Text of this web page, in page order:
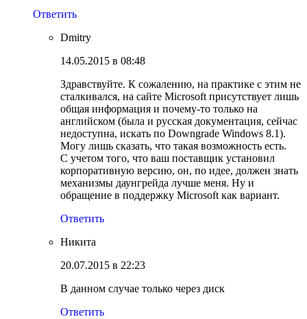
Ответить
Dmitry
14.05.2015 в 08:48
Здравствуйте. К сожалению, на практике с этим не
сталкивался, на сайте Microsoft присутствует лишь
общая информация и почему-то только на
английском (была и русская документация, сейчас
недоступна, искать по Downgrade Windows 8.1).
Могу лишь сказать, что такая возможность есть.
С учетом того, что ваш поставщик установил
корпоративную версию, он, по идее, должен знать
механизмы даунгрейда лучше меня. Ну и
обращение в поддержку Microsoft как вариант.
Ответить
Никита
20.07.2015 в 22:23
В данном случае только через диск
Ответить